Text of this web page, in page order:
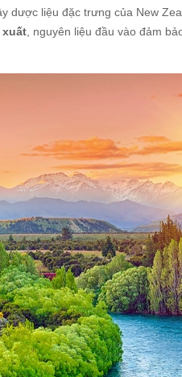
dược liệu đặc trưng của New
xuất , nguyên liệu đầu vào đảm